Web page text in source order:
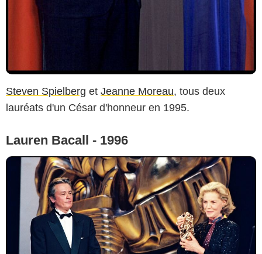
Steven Spielberg et Jeanne Moreau, tous deux
lauréats d'un César d'honneur en 1995.
Lauren Bacall - 1996